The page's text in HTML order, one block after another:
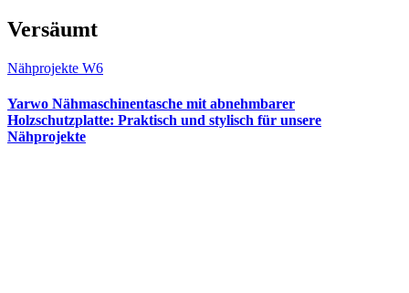
Versäumt
Nähprojekte W6
Yarwo Nähmaschinentasche mit abnehmbarer
Holzschutzplatte: Praktisch und stylisch für unsere
Nähprojekte